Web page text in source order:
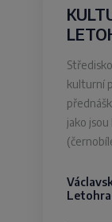
kulturní
jako